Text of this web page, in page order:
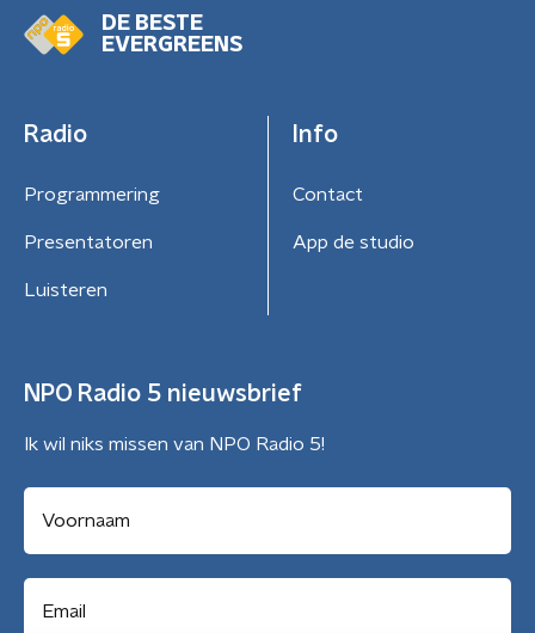
DE BESTE
EVERGREENS
Radio
Programmering
Presentatoren
Luisteren
Info
Contact
App de studio
NPO Radio 5 nieuwsbrief
Ik wil niks missen van NPO Radio 5!